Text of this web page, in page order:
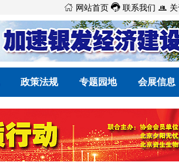
 网站首页  联系我们 
政策法规 专题园地 会展信息